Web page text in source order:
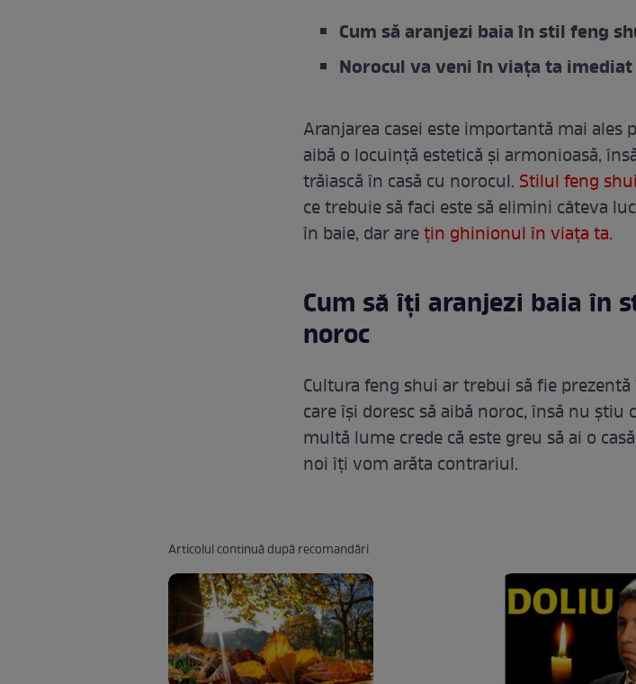
Cum să aranjezi baia în stil feng
Norocul va veni în viața ta imediat
Aranjarea casei este importantă mai ales
aibă o locuință estetică și armonioasă,
trăiască în casă cu norocul. Stilul feng
ce trebuie să faci este să elimini câteva
în baie, dar arețin ghinionul în viața ta.
Cum să îți aranjezi baia în
noroc
Cultura feng shui ar trebui să fie
care își doresc să aibă noroc, însă nu știu
multă lume crede că este greu să ai o
noi îți vom arăta contrariul.
Articolul continuă după recomandări